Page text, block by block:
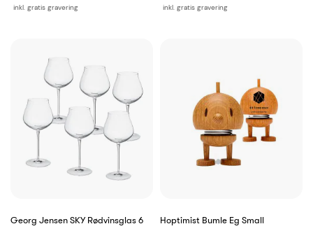
inkl. gratis gravering inkl. gratis gravering
Georg Jensen SKY Rødvinsglas 6
Hoptimist Bumle Eg Small